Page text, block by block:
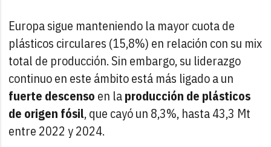
Europa sigue manteniendo la mayor cuota de
plásticos circulares (15,8%) en relación con su mix
total de producción. Sin embargo, su liderazgo
continuo en este ámbito está más ligado a un
fuerte descenso en laproducción de plásticos
de origen fósil, que cayó un 8,3%, hasta 43,3 Mt
entre 2022 y 2024.